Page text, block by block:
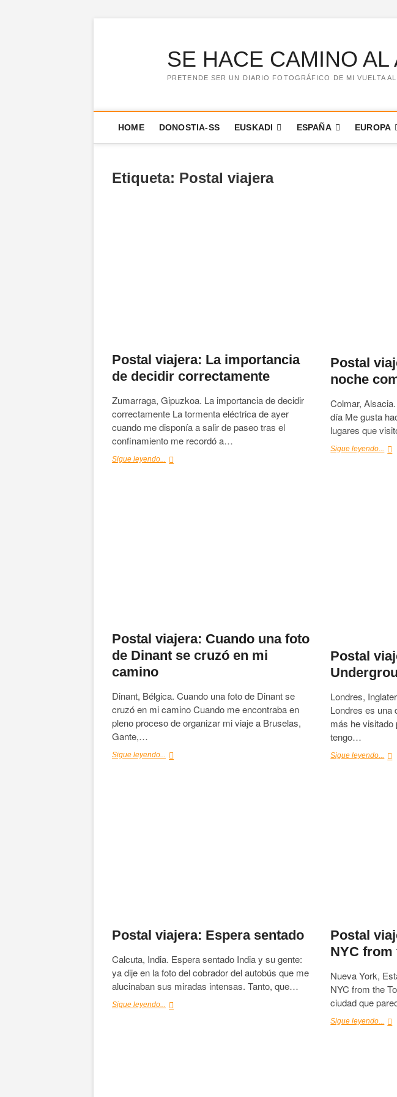
SE HACE CAMINO AL
PRETENDE SER UN DIARIO FOTOGRÁFICO DE MI VUELTA
HOME DONOSTIA-SS EUSKADI ESPAÑA EUROPA
Etiqueta: Postal viajera
Postal viajera: La importancia
de decidir correctamente
Zumarraga, Gipuzkoa. La importancia de decidir
correctamente La tormenta eléctrica de ayer
cuando me disponía a salir de paseo tras el
confinamiento me recordó a…
Sigue leyendo... Postal
Postal
noche
Colmar,
día Me gusta
lugares que
Sigue leyendo...
Postal viajera: Cuando una foto
de Dinant se cruzó en mi
camino
Dinant, Bélgica. Cuando una foto de Dinant se
cruzó en mi camino Cuando me encontraba en
pleno proceso de organizar mi viaje a Bruselas,
Gante,…
Sigue leyendo... Postal
Postal
Londres,
Londres es una
más he visitado
tengo…
Sigue leyendo...
Postal viajera: Espera sentado
Calcuta, India. Espera sentado India y su gente:
ya dije en la foto del cobrador del autobús que me
alucinaban sus miradas intensas. Tanto, que…
Sigue leyendo... Postal
Postal
NYC from
Nueva York,
NYC from the
ciudad que
Sigue leyendo...